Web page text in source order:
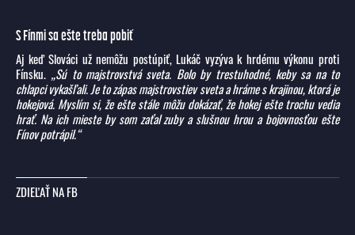
S Fínmi sa ešte treba pobiť
Aj keď Slováci už nemôžu postúpiť, Lukáč vyzýva k hrdému výkonu proti
Fínsku. „Sú to majstrovstvá sveta. Bolo by trestuhodné, keby sa na to
chlapci vykašľali. Je to zápas majstrovstiev sveta a hráme s krajinou, ktorá je
hokejová. Myslím si, že ešte stále môžu dokázať, že hokej ešte trochu vedia
hrať. Na ich mieste by som zaťal zuby a slušnou hrou a bojovnosťou ešte
Fínov potrápil.“
ZDIEĽAŤ NA FB